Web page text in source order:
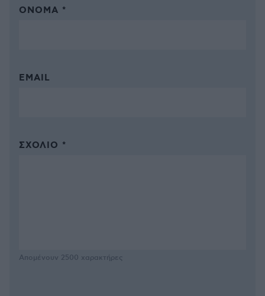
ΌΝΟΜΑ *
EMAIL
ΣΧΌΛΙΟ *
Απομένουν 2500 χαρακτήρες